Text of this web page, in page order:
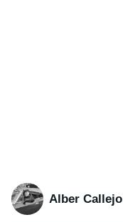
Alber Callejo